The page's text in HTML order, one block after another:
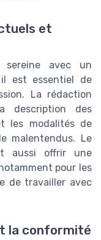
et
sereine avec un
est essentiel de
La rédaction
description des
les modalités de
malentendus. Le
aussi offrir une
pour les
de travailler avec
la conformité